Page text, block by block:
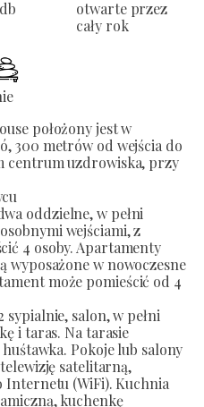
db
otwarte przez
cały rok
położony jest w
300 metrów od wejścia do
centrum uzdrowiska, przy
oddzielne, w pełni
wejściami, z
4 osoby. Apartamenty
wyposażone w nowoczesne
może pomieścić od 4
sypialnie, salon, w pełni
i taras. Na tarasie
Pokoje lub salony
satelitarną,
Internetu (WiFi). Kuchnia
kuchenkę